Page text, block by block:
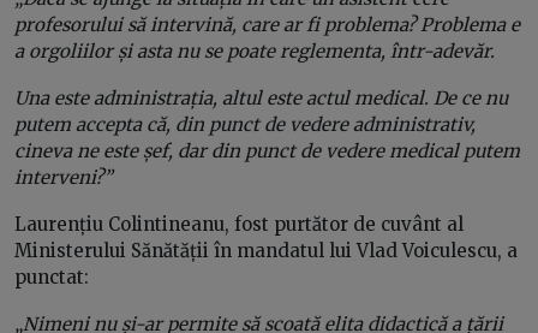
profesorului să intervină, care ar fi problema? Problema e
a orgoliilor și asta nu se poate reglementa, într-adevăr.
Una este administrația, altul este actul medical. De ce nu
putem accepta că, din punct de vedere administrativ,
cineva ne este șef, dar din punct de vedere medical putem
interveni?”
Laurențiu Colintineanu, fost purtător de cuvânt al
Ministerului Sănătății în mandatul lui Vlad Voiculescu, a
punctat:
„Nimeni nu și-ar permite să scoată elita didactică a țării